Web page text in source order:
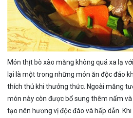
Món thịt bò xào măng không quá xa lạ
lại là một trong những món ăn độc đáo
thích thú khi thưởng thức. Ngoài măng
món này còn được bổ sung thêm nấm
tạo nên hương vị độc đáo và hấp dẫn.